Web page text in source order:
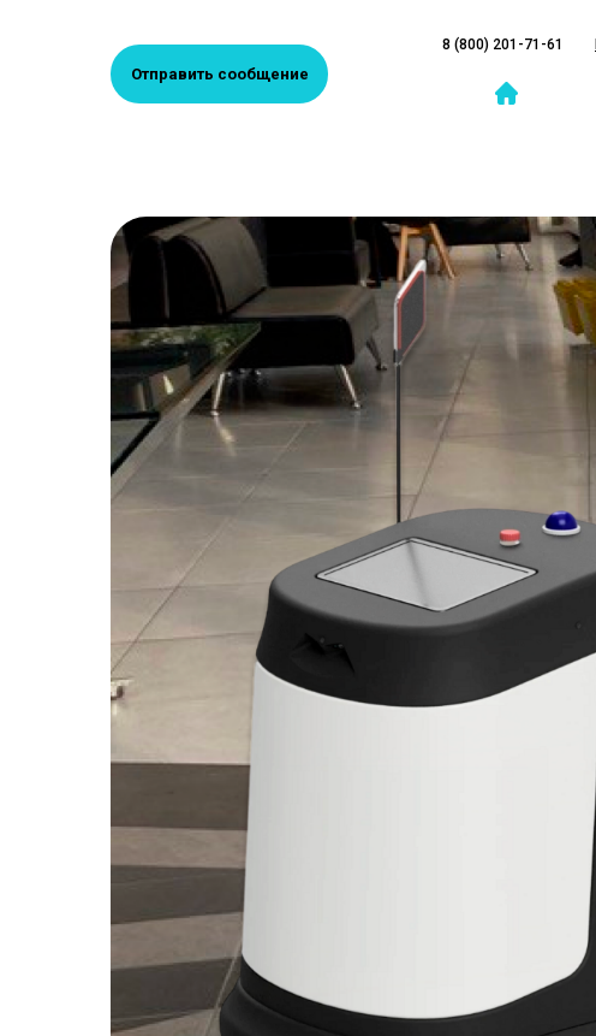
8 (800) 201-71-61
Отправить сообщение